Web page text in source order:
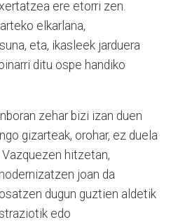
ere etorri zen.
elkarlana,
eta, ikasleek jarduera
ditu ospe handiko
zehar bizi izan duen
gizarteak, orohar, ez duela
hitzetan,
joan da
dugun guztien aldetik
edo